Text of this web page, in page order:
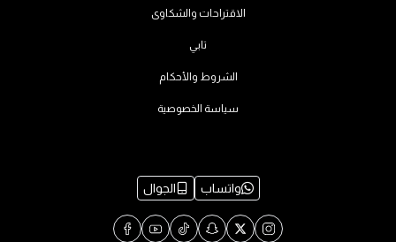
الاقتراحات والشكاوى
تابي
الشروط والأحكام
سياسة الخصوصية
واتساب الجوال